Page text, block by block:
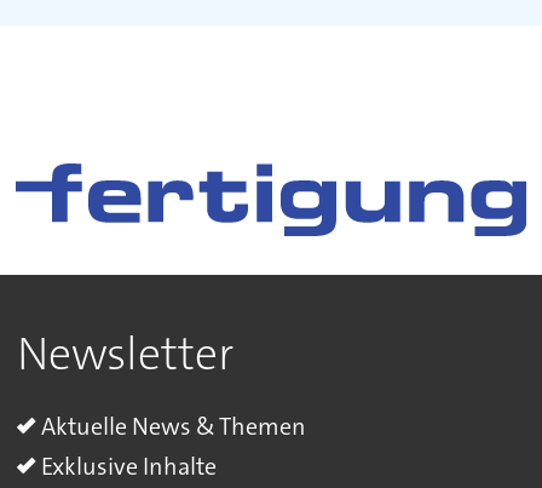
Newsletter
Aktuelle News & Themen
Exklusive Inhalte